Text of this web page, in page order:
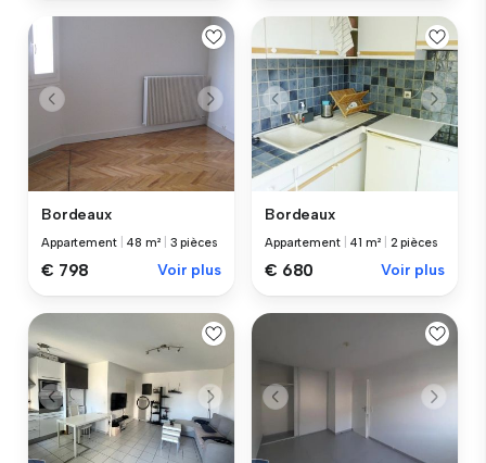
Bordeaux
Appartement 48 m² 3 pièces
€ 798 Voir plus
Bordeaux
Appartement 41 m² 2 pièces
€ 680 Voir plus